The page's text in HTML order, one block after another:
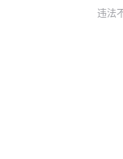
违法